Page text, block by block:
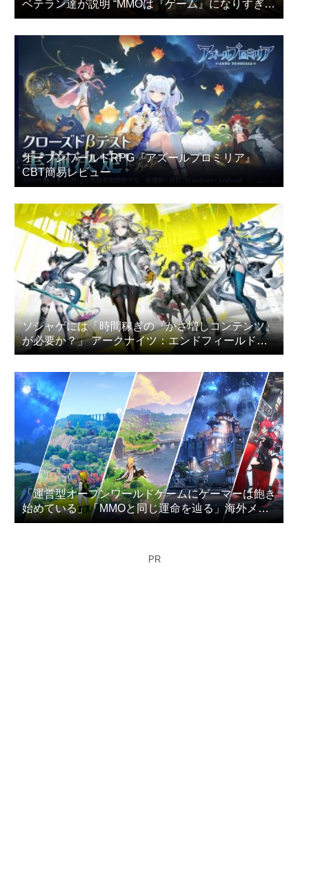
ベテラン達が説明 “MMOは『ゲーム』になりすぎ
た”
オープンワールドRPG『アズールプロミリア』
CBT簡易レビュー
ソシャゲには「時間稼ぎの『かさ増しコンテンツ』
が必要か？」 アークナイツ：エンドフィールドの
プレイヤー達が議論
「運営型オープンワールドゲームにゲーマーは飽き
始めている」「MMOと同じ運命を辿る」海外メデ
ィアが指摘
PR